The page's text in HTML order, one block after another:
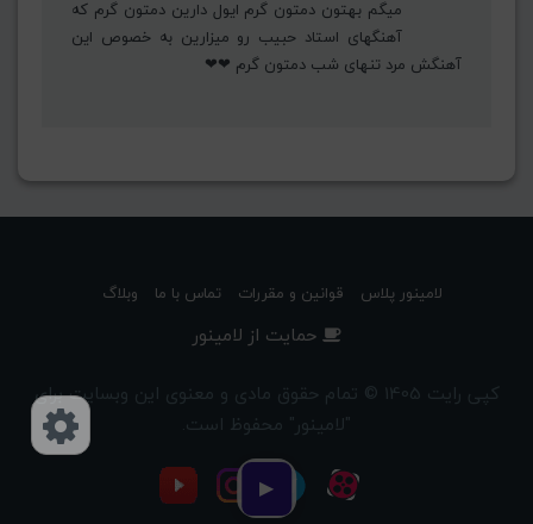
▶
میگم بهتون دمتون گرم ایول دارین دمتون گرم که
آهنگهای استاد حبیب رو میزارین به خصوص این
آهنگش مرد تنهای شب دمتون گرم ❤❤
لامینور پلاس قوانین و مقررات تماس با ما وبلاگ
حمایت از لامینور
کپی رایت 1405 © تمام حقوق مادی و معنوی این وبسایت برای
"لامینور" محفوظ است.